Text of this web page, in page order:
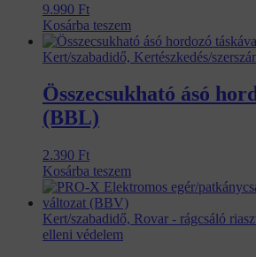
9.990 Ft
Kosárba teszem
Kert/szabadidő, Kertészkedés/
Összecsukható ásó
(BBL)
2.390 Ft
Kosárba teszem
Kert/szabadidő, Rovar - rágcsáló
elleni védelem